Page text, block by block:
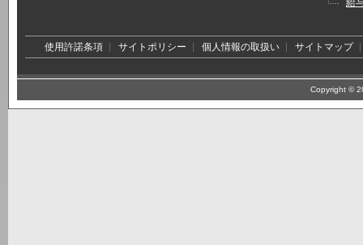
給
使用許諾条項 サイトポリシー 個人情報の取扱い サイトマップ
Copyright ©